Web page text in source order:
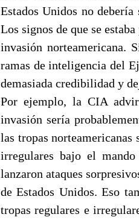
Estados Unidos no
Los signos de que se
invasión norteamericana.
ramas de inteligencia del
demasiada credibilidad y
Por ejemplo, la CIA
invasión sería
las tropas norteamericanas
irregulares bajo el
lanzaron ataques
de Estados Unidos. Eso
tropas regulares e